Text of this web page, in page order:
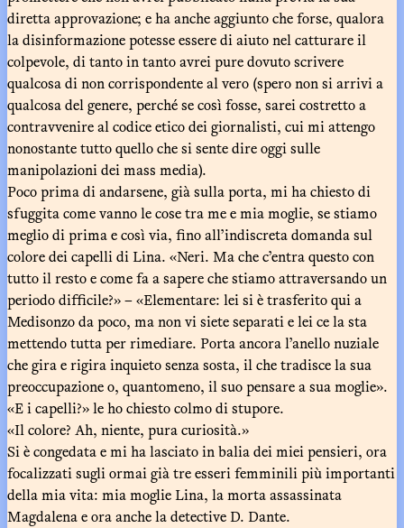
diretta approvazione; e ha anche aggiunto che forse, qualora
la disinformazione potesse essere di aiuto nel catturare il
colpevole, di tanto in tanto avrei pure dovuto scrivere
qualcosa di non corrispondente al vero (spero non si arrivi a
qualcosa del genere, perché se così fosse, sarei costretto a
contravvenire al codice etico dei giornalisti, cui mi attengo
nonostante tutto quello che si sente dire oggi sulle
manipolazioni dei mass media).
Poco prima di andarsene, già sulla porta, mi ha chiesto di
sfuggita come vanno le cose tra me e mia moglie, se stiamo
meglio di prima e così via, fino all’indiscreta domanda sul
colore dei capelli di Lina. «Neri. Ma che c’entra questo con
tutto il resto e come fa a sapere che stiamo attraversando un
periodo difficile?» – «Elementare: lei si è trasferito qui a
Medisonzo da poco, ma non vi siete separati e lei ce la sta
mettendo tutta per rimediare. Porta ancora l’anello nuziale
che gira e rigira inquieto senza sosta, il che tradisce la sua
preoccupazione o, quantomeno, il suo pensare a sua moglie».
«E i capelli?» le ho chiesto colmo di stupore.
«Il colore? Ah, niente, pura curiosità.»
Si è congedata e mi ha lasciato in balia dei miei pensieri, ora
focalizzati sugli ormai già tre esseri femminili più importanti
della mia vita: mia moglie Lina, la morta assassinata
Magdalena e ora anche la detective D. Dante.